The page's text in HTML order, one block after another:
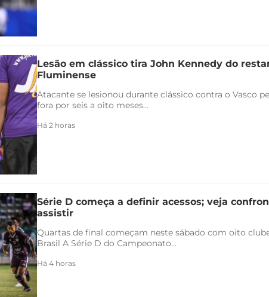
Lesão em clássico tira John Kennedy do
Fluminense
Atacante se lesionou durante clássico contra o Vasco
fora por seis a oito meses...
Há 2 horas
Série D começa a definir acessos; veja
assistir
Quartas de final começam neste sábado com oito
Brasil A Série D do Campeonato...
Há 4 horas